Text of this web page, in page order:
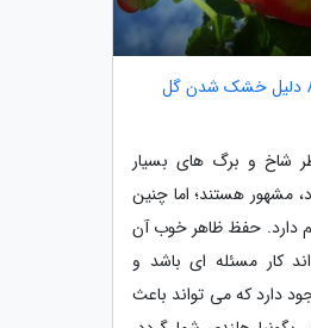
تور ارزان هلند: 8 دلیل خشک شدن گل
شاخ و برگ های بسیار
مشهور هستند؛ اما چنین
دارد. حفظ ظاهر خوب آن
کار مسئله ای باشد و
دارد که می تواند باعث